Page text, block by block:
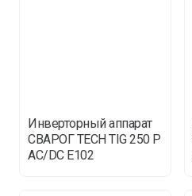
Инверторный аппарат
СВАРОГ TECH TIG 250 P
AC/DC E102